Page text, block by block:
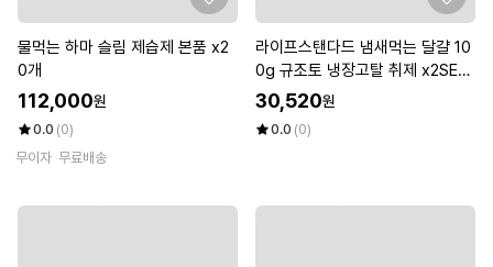
물먹는 하마 슬림 제습제 본품 x2
0개
112,000원
0.0 (0)
무이자 무료배송
라이프스탠다드 냄새먹는 달걀 10
0g 규조토 냉장고탈 취제 x2SET
(SH)
30,520원
0.0 (0)